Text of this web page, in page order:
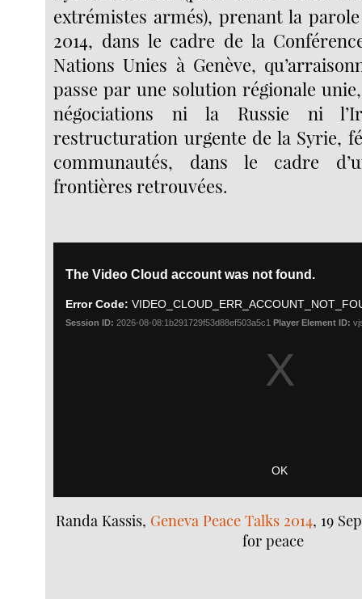
extrémistes armés), prenant la
2014, dans le cadre de la
Nations Unies à Genève,
passe par une solution régionale
négociations ni la Russie ni
restructuration urgente de la Syrie,
communautés, dans le cadre
frontières retrouvées.
Randa Kassis, Geneva Peace Talks 2014, 19
for peace